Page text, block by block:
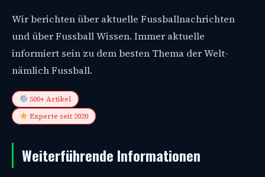
Wir berichten über aktuelle Fussballnachrichten
und über Fussball Wissen. Immer aktuelle
informiert sein zu dem besten Thema der Welt-
nämlich Fussball.
500+ Artikel
Experte seit 2020
Weiterführende Informationen